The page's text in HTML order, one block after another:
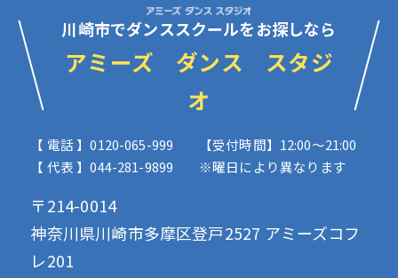
川崎市でダンススクールをお探しなら
アミーズ ダンス スタジ
オ
【 電話 】0120-065-999
【 代表 】044-281-9899
【受付時間】12:00〜21:00
※曜日により異なります
〒214-0014
神奈川県川崎市多摩区登戸2527 アミーズコフ
レ201